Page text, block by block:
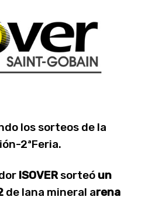
los sorteos de la
2ªFeria.
ISOVERsorteó un
de lana mineral arena